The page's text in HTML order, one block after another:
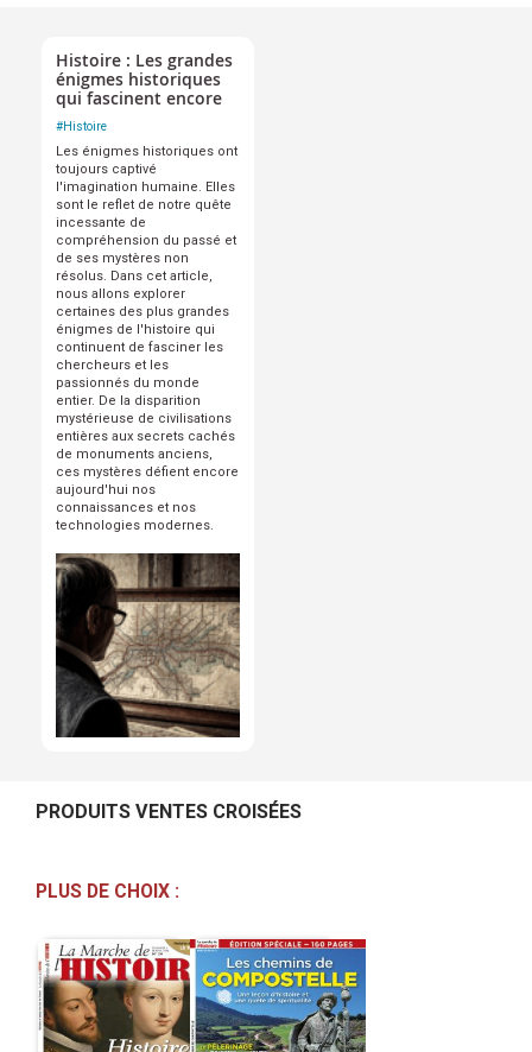
Histoire : Les grandes
énigmes historiques
qui fascinent encore
#Histoire
Les énigmes historiques ont
toujours captivé
l'imagination humaine. Elles
sont le reflet de notre quête
incessante de
compréhension du passé et
de ses mystères non
résolus. Dans cet article,
nous allons explorer
certaines des plus grandes
énigmes de l'histoire qui
continuent de fasciner les
chercheurs et les
passionnés du monde
entier. De la disparition
mystérieuse de civilisations
entières aux secrets cachés
de monuments anciens,
ces mystères défient encore
aujourd'hui nos
connaissances et nos
technologies modernes.
PRODUITS VENTES CROISÉES
PLUS DE CHOIX :